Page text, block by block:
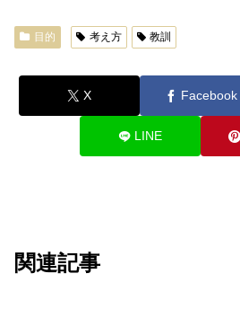
目的 考え方 教訓
X Facebook
LINE
関連記事